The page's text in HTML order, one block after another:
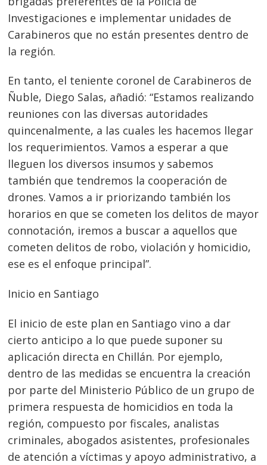
Investigaciones e implementar unidades de
Carabineros que no están presentes dentro de
la región.
En tanto, el teniente coronel de Carabineros de
Ñuble, Diego Salas, añadió: “Estamos realizando
reuniones con las diversas autoridades
quincenalmente, a las cuales les hacemos llegar
los requerimientos. Vamos a esperar a que
lleguen los diversos insumos y sabemos
también que tendremos la cooperación de
drones. Vamos a ir priorizando también los
horarios en que se cometen los delitos de mayor
connotación, iremos a buscar a aquellos que
cometen delitos de robo, violación y homicidio,
ese es el enfoque principal”.
Inicio en Santiago
El inicio de este plan en Santiago vino a dar
cierto anticipo a lo que puede suponer su
aplicación directa en Chillán. Por ejemplo,
dentro de las medidas se encuentra la creación
por parte del Ministerio Público de un grupo de
primera respuesta de homicidios en toda la
región, compuesto por fiscales, analistas
criminales, abogados asistentes, profesionales
de atención a víctimas y apoyo administrativo, a
Navegación
de
entradas